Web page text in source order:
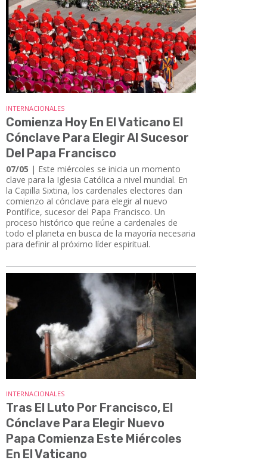
INTERNACIONALES
Comienza Hoy En El Vaticano El
Cónclave Para Elegir Al Sucesor
Del Papa Francisco
07/05 | Este miércoles se inicia un momento
clave para la Iglesia Católica a nivel mundial. En
la Capilla Sixtina, los cardenales electores dan
comienzo al cónclave para elegir al nuevo
Pontífice, sucesor del Papa Francisco. Un
proceso histórico que reúne a cardenales de
todo el planeta en busca de la mayoría necesaria
para definir al próximo líder espiritual.
INTERNACIONALES
Tras El Luto Por Francisco, El
Cónclave Para Elegir Nuevo
Papa Comienza Este Miércoles
En El Vaticano